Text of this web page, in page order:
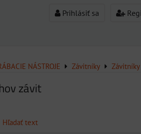
Prihlásiť sa
NÁSTROJE Závitníky
závit
Hľadať text